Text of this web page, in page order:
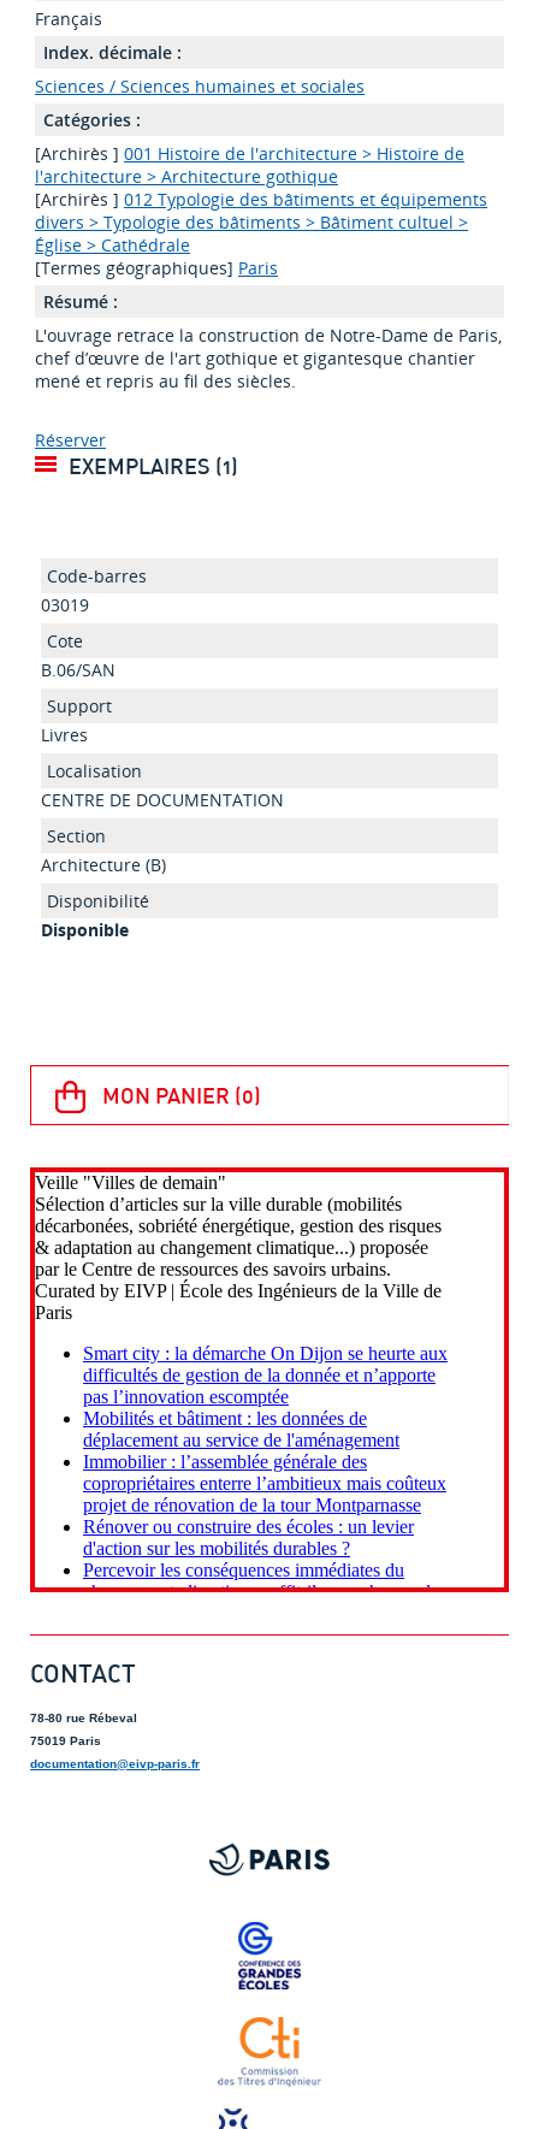
Français
Index. décimale :
Sciences / Sciences humaines et sociales
Catégories :
[Archirès ] 001 Histoire de l'architecture > Histoire de
l'architecture > Architecture gothique
[Archirès ] 012 Typologie des bâtiments et équipements
divers > Typologie des bâtiments > Bâtiment cultuel >
Église > Cathédrale
[Termes géographiques] Paris
Résumé :
L'ouvrage retrace la construction de Notre-Dame de Paris,
chef d’œuvre de l'art gothique et gigantesque chantier
mené et repris au fil des siècles.
Réserver
EXEMPLAIRES (1)
03019
B.06/SAN
Livres
CENTRE DE DOCUMENTATION
Architecture (B)
Disponible
CONTACT
78-80 rue Rébeval
75019 Paris
documentation@eivp-paris.fr